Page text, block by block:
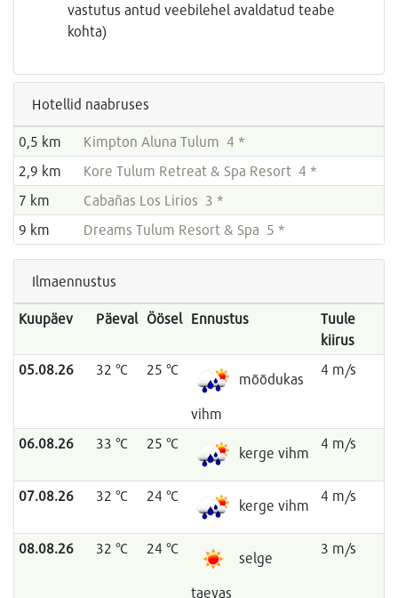
vastutus antud veebilehel avaldatud teabe
kohta)
Hotellid naabruses
0,5 km
Kimpton Aluna Tulum 4 *
2,9 km
Kore Tulum Retreat & Spa Resort 4 *
7 km
Cabañas Los Lirios 3 *
9 km
Dreams Tulum Resort & Spa 5 *
Ilmaennustus
Kuupäev Päeval Öösel Ennustus
Tuule
kiirus
05.08.26
32 °C 25 °C
mõõdukas
vihm
4 m/s
06.08.26 33 °C 25 °C
kerge vihm
4 m/s
07.08.26 32 °C 24 °C
kerge vihm
4 m/s
08.08.26 32 °C 24 °C
selge
taevas
3 m/s